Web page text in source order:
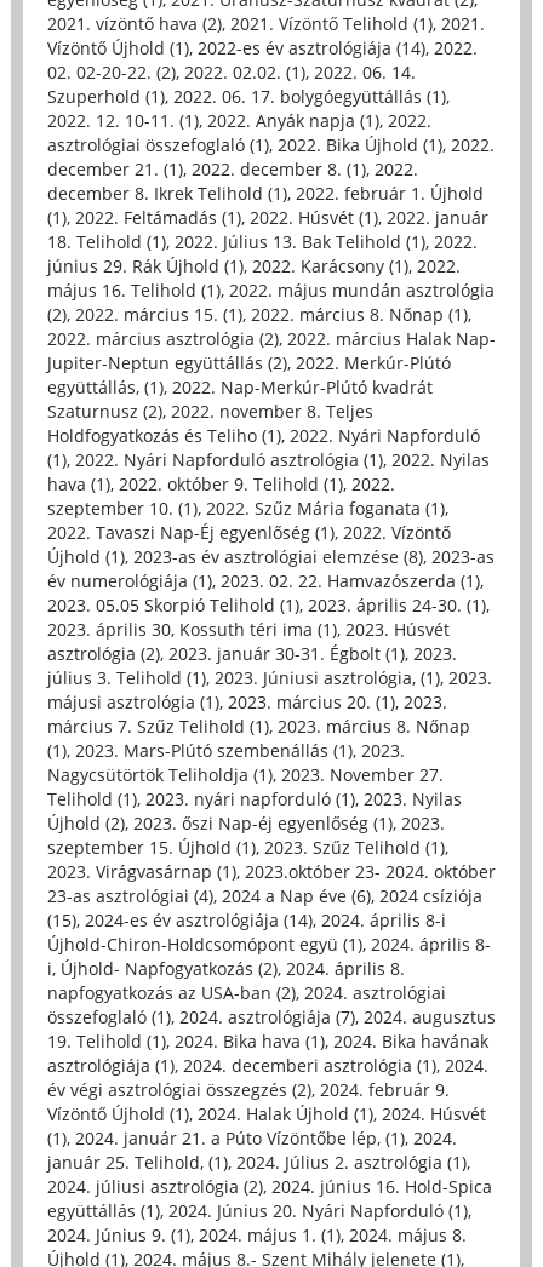
2021. vízöntő hava (2), 2021. Vízöntő Telihold (1), 2021.
Vízöntő Újhold (1), 2022-es év asztrológiája (14), 2022.
02. 02-20-22. (2), 2022. 02.02. (1), 2022. 06. 14.
Szuperhold (1), 2022. 06. 17. bolygóegyüttállás (1),
2022. 12. 10-11. (1), 2022. Anyák napja (1), 2022.
asztrológiai összefoglaló (1), 2022. Bika Újhold (1), 2022.
december 21. (1), 2022. december 8. (1), 2022.
december 8. Ikrek Telihold (1), 2022. február 1. Újhold
(1), 2022. Feltámadás (1), 2022. Húsvét (1), 2022. január
18. Telihold (1), 2022. Július 13. Bak Telihold (1), 2022.
június 29. Rák Újhold (1), 2022. Karácsony (1), 2022.
május 16. Telihold (1), 2022. május mundán asztrológia
(2), 2022. március 15. (1), 2022. március 8. Nőnap (1),
2022. március asztrológia (2), 2022. március Halak Nap-
Jupiter-Neptun együttállás (2), 2022. Merkúr-Plútó
együttállás, (1), 2022. Nap-Merkúr-Plútó kvadrát
Szaturnusz (2), 2022. november 8. Teljes
Holdfogyatkozás és Teliho (1), 2022. Nyári Napforduló
(1), 2022. Nyári Napforduló asztrológia (1), 2022. Nyilas
hava (1), 2022. október 9. Telihold (1), 2022.
szeptember 10. (1), 2022. Szűz Mária foganata (1),
2022. Tavaszi Nap-Éj egyenlőség (1), 2022. Vízöntő
Újhold (1), 2023-as év asztrológiai elemzése (8), 2023-as
év numerológiája (1), 2023. 02. 22. Hamvazószerda (1),
2023. 05.05 Skorpió Telihold (1), 2023. április 24-30. (1),
2023. április 30, Kossuth téri ima (1), 2023. Húsvét
asztrológia (2), 2023. január 30-31. Égbolt (1), 2023.
július 3. Telihold (1), 2023. Júniusi asztrológia, (1), 2023.
májusi asztrológia (1), 2023. március 20. (1), 2023.
március 7. Szűz Telihold (1), 2023. március 8. Nőnap
(1), 2023. Mars-Plútó szembenállás (1), 2023.
Nagycsütörtök Teliholdja (1), 2023. November 27.
Telihold (1), 2023. nyári napforduló (1), 2023. Nyilas
Újhold (2), 2023. őszi Nap-éj egyenlőség (1), 2023.
szeptember 15. Újhold (1), 2023. Szűz Telihold (1),
2023. Virágvasárnap (1), 2023.október 23- 2024. október
23-as asztrológiai (4), 2024 a Nap éve (6), 2024 csíziója
(15), 2024-es év asztrológiája (14), 2024. április 8-i
Újhold-Chiron-Holdcsomópont együ (1), 2024. április 8-
i, Újhold- Napfogyatkozás (2), 2024. április 8.
napfogyatkozás az USA-ban (2), 2024. asztrológiai
összefoglaló (1), 2024. asztrológiája (7), 2024. augusztus
19. Telihold (1), 2024. Bika hava (1), 2024. Bika havának
asztrológiája (1), 2024. decemberi asztrológia (1), 2024.
év végi asztrológiai összegzés (2), 2024. február 9.
Vízöntő Újhold (1), 2024. Halak Újhold (1), 2024. Húsvét
(1), 2024. január 21. a Púto Vízöntőbe lép, (1), 2024.
január 25. Telihold, (1), 2024. Július 2. asztrológia (1),
2024. júliusi asztrológia (2), 2024. június 16. Hold-Spica
együttállás (1), 2024. Június 20. Nyári Napforduló (1),
2024. Június 9. (1), 2024. május 1. (1), 2024. május 8.
Újhold (1), 2024. május 8.- Szent Mihály jelenete (1),